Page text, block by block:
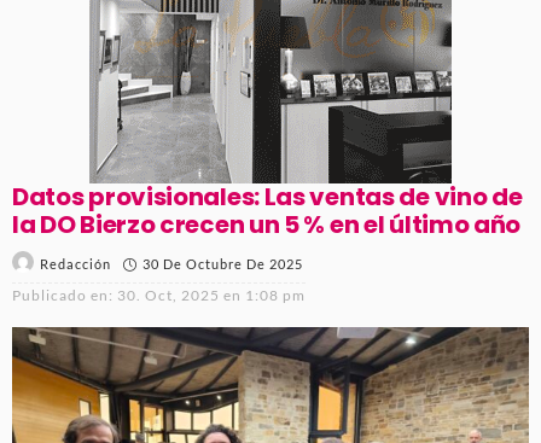
Datos provisionales: Las ventas de vino de
la DO Bierzo crecen un 5 % en el último año
Redacción 30 De Octubre De 2025
Publicado en: 30. Oct, 2025 en 1:08 pm